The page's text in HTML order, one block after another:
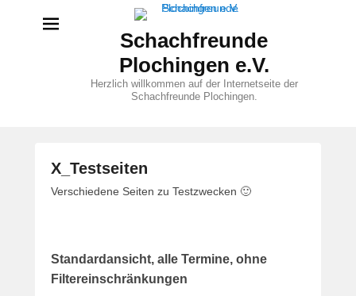
Schachfreunde
Plochingen e.V.
Herzlich willkommen auf der Internetseite der
Schachfreunde Plochingen.
X_Testseiten
V
f
f
Verschiedene Seiten zu Testzwecken 🙂
Standardansicht, alle Termine, ohne
Filtereinschränkungen